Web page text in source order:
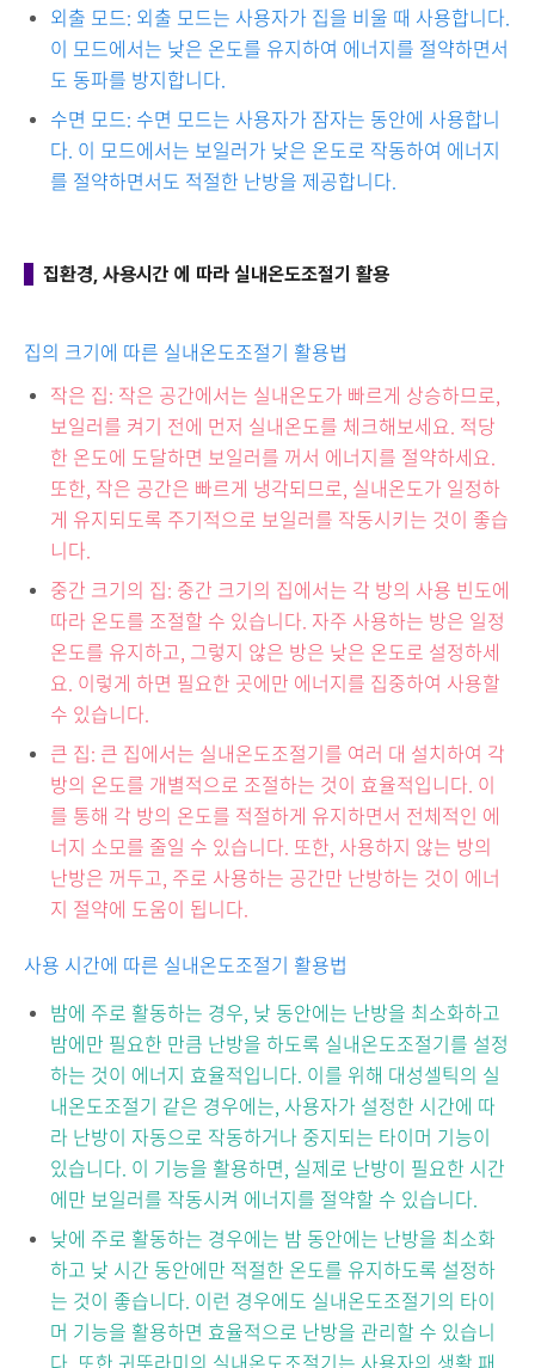
외출 모드: 외출 모드는 사용자가 집을 비울 때 사용합니다.
이 모드에서는 낮은 온도를 유지하여 에너지를 절약하면서
도 동파를 방지합니다.
수면 모드: 수면 모드는 사용자가 잠자는 동안에 사용합니
다. 이 모드에서는 보일러가 낮은 온도로 작동하여 에너지
를 절약하면서도 적절한 난방을 제공합니다.
집환경, 사용시간 에 따라 실내온도조절기 활용
집의 크기에 따른 실내온도조절기 활용법
작은 집: 작은 공간에서는 실내온도가 빠르게 상승하므로,
보일러를 켜기 전에 먼저 실내온도를 체크해보세요. 적당
한 온도에 도달하면 보일러를 꺼서 에너지를 절약하세요.
또한, 작은 공간은 빠르게 냉각되므로, 실내온도가 일정하
게 유지되도록 주기적으로 보일러를 작동시키는 것이 좋습
니다.
중간 크기의 집: 중간 크기의 집에서는 각 방의 사용 빈도에
따라 온도를 조절할 수 있습니다. 자주 사용하는 방은 일정
온도를 유지하고, 그렇지 않은 방은 낮은 온도로 설정하세
요. 이렇게 하면 필요한 곳에만 에너지를 집중하여 사용할
수 있습니다.
큰 집: 큰 집에서는 실내온도조절기를 여러 대 설치하여 각
방의 온도를 개별적으로 조절하는 것이 효율적입니다. 이
를 통해 각 방의 온도를 적절하게 유지하면서 전체적인 에
너지 소모를 줄일 수 있습니다. 또한, 사용하지 않는 방의
난방은 꺼두고, 주로 사용하는 공간만 난방하는 것이 에너
지 절약에 도움이 됩니다.
사용 시간에 따른 실내온도조절기 활용법
밤에 주로 활동하는 경우, 낮 동안에는 난방을 최소화하고
밤에만 필요한 만큼 난방을 하도록 실내온도조절기를 설정
하는 것이 에너지 효율적입니다. 이를 위해 대성셀틱의 실
내온도조절기 같은 경우에는, 사용자가 설정한 시간에 따
라 난방이 자동으로 작동하거나 중지되는 타이머 기능이
있습니다. 이 기능을 활용하면, 실제로 난방이 필요한 시간
에만 보일러를 작동시켜 에너지를 절약할 수 있습니다.
낮에 주로 활동하는 경우에는 밤 동안에는 난방을 최소화
하고 낮 시간 동안에만 적절한 온도를 유지하도록 설정하
는 것이 좋습니다. 이런 경우에도 실내온도조절기의 타이
머 기능을 활용하면 효율적으로 난방을 관리할 수 있습니
다. 또한 귀뚜라미의 실내온도조절기는 사용자의 생활 패